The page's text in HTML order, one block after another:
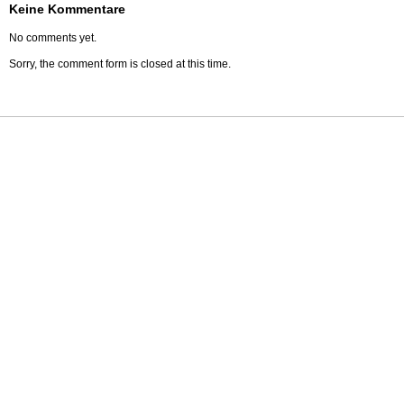
Keine Kommentare
No comments yet.
Sorry, the comment form is closed at this time.